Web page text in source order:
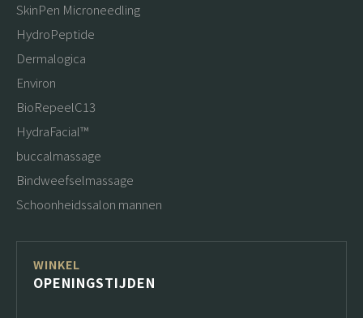
SkinPen Microneedling
HydroPeptide
Dermalogica
Environ
BioRepeelC13
HydraFacial™
buccalmassage
Bindweefselmassage
Schoonheidssalon mannen
WINKEL
OPENINGSTIJDEN